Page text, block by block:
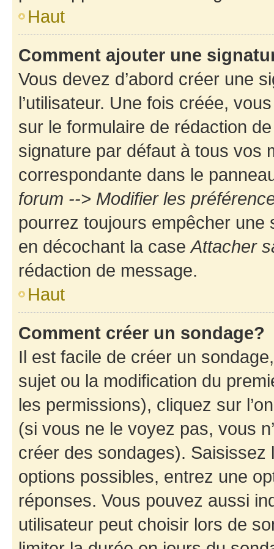
Haut
Comment ajouter une
Vous devez d’abord créer une
l’utilisateur. Une fois créée,
sur le formulaire de rédaction
signature par défaut à tous vos
correspondante dans le
forum --> Modifier les
pourrez toujours empêcher une
en décochant la caseAttacher
rédaction de message.
Haut
Comment créer un sondage?
Il est facile de créer un
sujet ou la modification du
les permissions), cliquez sur
(si vous ne le voyez pas, vous
créer des sondages).
options possibles, entrez une
réponses. Vous pouvez aussi
utilisateur peut choisir lors de